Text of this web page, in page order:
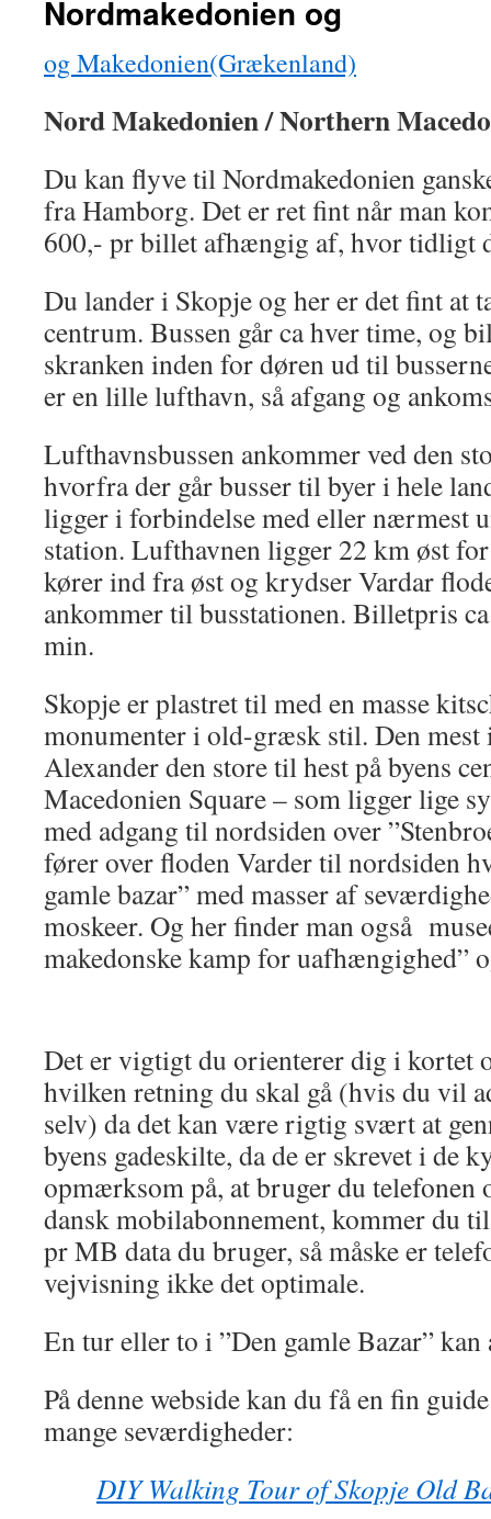
Nordmakedonien og
og Makedonien(Grækenland)
Nord Makedonien / Northern
Du kan flyve til Nordmakedonien
fra Hamborg. Det er ret fint når man
600,- pr billet afhængig af, hvor tidligt
Du lander i Skopje og her er det fint at
centrum. Bussen går ca hver time, og
skranken inden for døren ud til
er en lille lufthavn, så afgang og
Lufthavnsbussen ankommer ved den
hvorfra der går busser til byer i hele
ligger i forbindelse med eller nærmest
station. Lufthavnen ligger 22 km øst
kører ind fra øst og krydser Vardar
ankommer til busstationen. Billetpris
min.
Skopje er plastret til med en masse
monumenter i old-græsk stil. Den mest
Alexander den store til hest på byens
Macedonien Square – som ligger lige
med adgang til nordsiden over
fører over floden Varder til nordsiden
gamle bazar” med masser af
moskeer. Og her finder man også
makedonske kamp for uafhængighed”
Det er vigtigt du orienterer dig i kortet
hvilken retning du skal gå (hvis du vil
selv) da det kan være rigtig svært at
byens gadeskilte, da de er skrevet i de
opmærksom på, at bruger du telefonen
dansk mobilabonnement, kommer du
pr MB data du bruger, så måske er
vejvisning ikke det optimale.
En tur eller to i ”Den gamle Bazar” kan
På denne webside kan du få en fin
mange seværdigheder:
DIY Walking Tour of Skopje Old